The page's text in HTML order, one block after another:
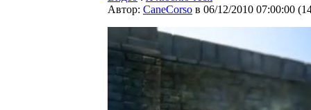
Автор: CaneCorso в 06/12/2010 07:00:00 (